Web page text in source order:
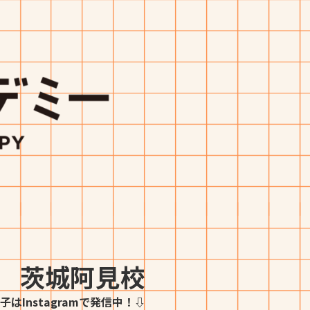
茨城阿見校
はInstagramで発信中！⇩